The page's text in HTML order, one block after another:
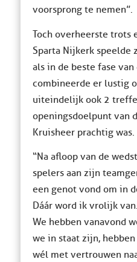
voorsprong te nemen”.
Toch overheerste trots
Sparta Nijkerk speelde
als in de beste fase
combineerde er lustig
uiteindelijk ook 2
openingsdoelpunt van
Kruisheer prachtig was.
“Na afloop van de
spelers aan zijn
een genot vond om in
Dáár word ik vrolijk
We hebben vanavond
we in staat zijn,
wél met vertrouwen